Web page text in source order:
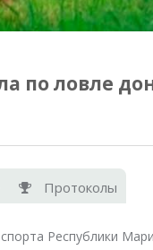
по ловле
Протоколы
Республики